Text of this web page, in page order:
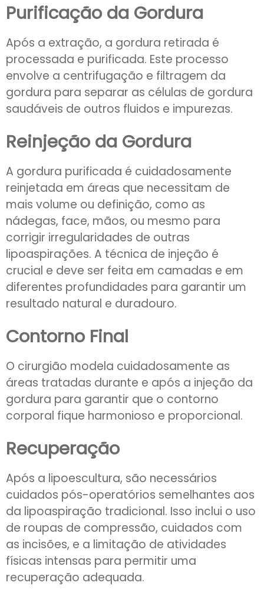
Purificação da Gordura
Após a extração, a gordura retirada é
processada e purificada. Este processo
envolve a centrifugação e filtragem da
gordura para separar as células de gordura
saudáveis de outros fluidos e impurezas.
Reinjeção da Gordura
A gordura purificada é cuidadosamente
reinjetada em áreas que necessitam de
mais volume ou definição, como as
nádegas, face, mãos, ou mesmo para
corrigir irregularidades de outras
lipoaspirações. A técnica de injeção é
crucial e deve ser feita em camadas e em
diferentes profundidades para garantir um
resultado natural e duradouro.
Contorno Final
O cirurgião modela cuidadosamente as
áreas tratadas durante e após a injeção da
gordura para garantir que o contorno
corporal fique harmonioso e proporcional.
Recuperação
Após a lipoescultura, são necessários
cuidados pós-operatórios semelhantes aos
da lipoaspiração tradicional. Isso inclui o uso
de roupas de compressão, cuidados com
as incisões, e a limitação de atividades
físicas intensas para permitir uma
recuperação adequada.